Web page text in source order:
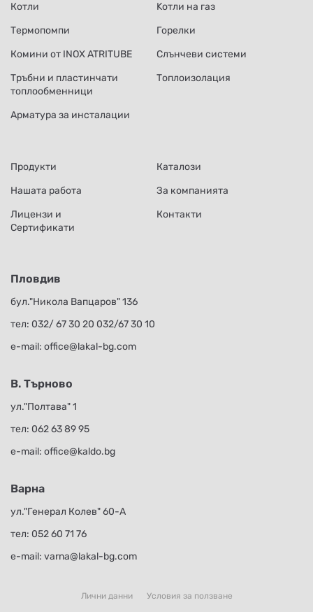
Котли
Kотли на газ
Термопомпи
Горелки
Комини от INOX ATRITUBE
Слънчеви системи
Тръбни и пластинчати
топлообменници
Топлоизолация
Арматура за инсталации
Продукти
Каталози
Нашата работа
За компанията
Лицензи и
Сертификати
Контакти
Пловдив
бул."Никола Вапцаров" 136
тел: 032/ 67 30 20 032/67 30 10
е-mail: office@lakal-bg.com
В. Търново
ул."Полтава" 1
тел: 062 63 89 95
е-mail: office@kaldo.bg
Варна
ул."Генерал Колев" 60-А
тел: 052 60 71 76
е-mail: varna@lakal-bg.com
Лични данни Условия за ползване